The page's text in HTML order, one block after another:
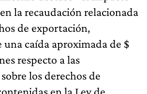
la recaudación relacionada
de exportación,
una caída aproximada de $
respecto a las
los derechos de